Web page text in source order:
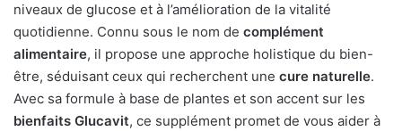
niveaux de glucose et à l’amélioration de la vitalité
quotidienne. Connu sous le nom de complément
alimentaire, il propose une approche holistique du bien-
être, séduisant ceux qui recherchent une cure naturelle.
Avec sa formule à base de plantes et son accent sur les
bienfaits Glucavit, ce supplément promet de vous aider à